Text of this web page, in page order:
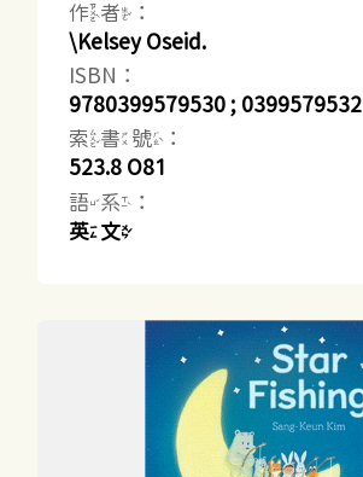
作者：
\Kelsey Oseid.
ISBN：
9780399579530 ; 0399579532
索書號：
523.8 O81
語系：
英文